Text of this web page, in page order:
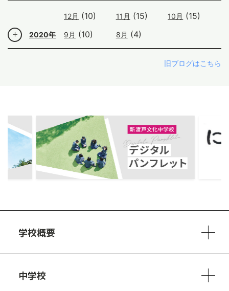
2020年
12月 (10) 11月 (15) 10月 (15)
9月 (10) 8月 (4)
旧ブログはこちら
学校概要
中学校